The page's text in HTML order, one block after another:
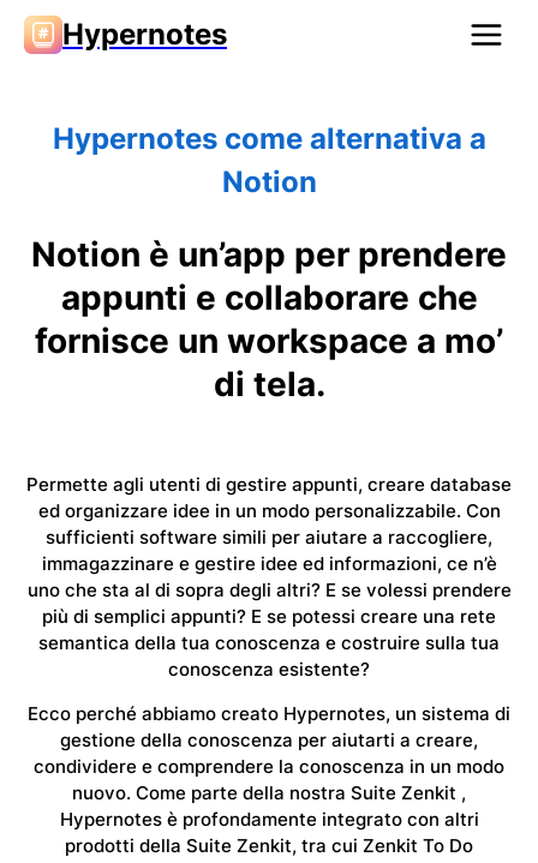
Hypernotes
Hypernotes come alternativa a
Notion
Notion è un’app per prendere
appunti e collaborare che
fornisce un workspace a mo’
di tela.
Permette agli utenti di gestire appunti, creare database
ed organizzare idee in un modo personalizzabile. Con
sufficienti software simili per aiutare a raccogliere,
immagazzinare e gestire idee ed informazioni, ce n’è
uno che sta al di sopra degli altri? E se volessi prendere
più di semplici appunti? E se potessi creare una rete
semantica della tua conoscenza e costruire sulla tua
conoscenza esistente?
Ecco perché abbiamo creato Hypernotes, un sistema di
gestione della conoscenza per aiutarti a creare,
condividere e comprendere la conoscenza in un modo
nuovo. Come parte della nostra Suite Zenkit ,
Hypernotes è profondamente integrato con altri
prodotti della Suite Zenkit, tra cui Zenkit To Do